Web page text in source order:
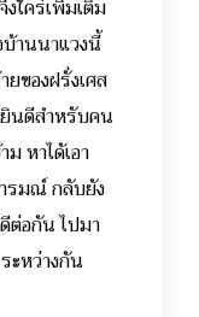
ใคร่เพิ่มเติม
บ้านนาแวงนี้
ของฝรั่งเศส
นดีสำหรับคน
หาได้เอา
รมณ์ กลับยัง
ต่อกัน ไปมา
หว่างกัน